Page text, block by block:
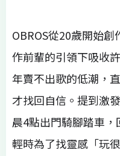
OBROS從20歲開始
作前輩的引領下吸收
年賣不出歌的低潮，
才找回自信。提到激
晨4點出門騎腳踏車
輕時為了找靈感「玩